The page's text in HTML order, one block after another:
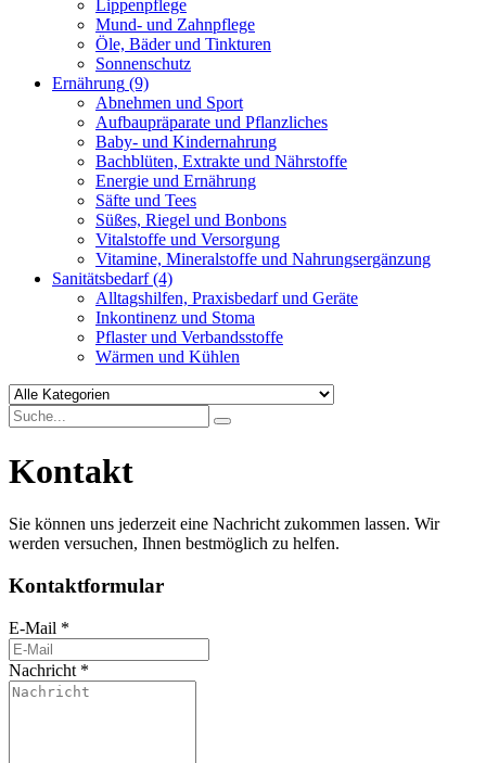
Lippenpflege
Mund- und Zahnpflege
Öle, Bäder und Tinkturen
Sonnenschutz
Ernährung (9)
Abnehmen und Sport
Aufbaupräparate und Pflanzliches
Baby- und Kindernahrung
Bachblüten, Extrakte und Nährstoffe
Energie und Ernährung
Säfte und Tees
Süßes, Riegel und Bonbons
Vitalstoffe und Versorgung
Vitamine, Mineralstoffe und Nahrungsergänzung
Sanitätsbedarf(4)
Alltagshilfen, Praxisbedarf und Geräte
Inkontinenz und Stoma
Pflaster und Verbandsstoffe
Wärmen und Kühlen
Kontakt
Sie können uns jederzeit eine Nachricht zukommen lassen. Wir
werden versuchen, Ihnen bestmöglich zu helfen.
Kontaktformular
E-Mail *
Nachricht *